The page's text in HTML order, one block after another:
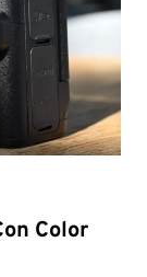
Color